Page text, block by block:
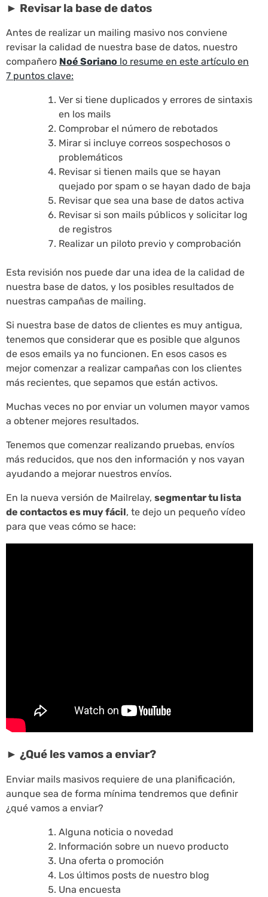
► Revisar la base de datos
Antes de realizar un mailing masivo nos conviene
revisar la calidad de nuestra base de datos, nuestro
compañero Noé Soriano lo resume en este artículo en
7 puntos clave:
Ver si tiene duplicados y errores de sintaxis
en los mails
Comprobar el número de rebotados
Mirar si incluye correos sospechosos o
problemáticos
Revisar si tienen mails que se hayan
quejado por spam o se hayan dado de baja
Revisar que sea una base de datos activa
Revisar si son mails públicos y solicitar log
de registros
Realizar un piloto previo y comprobación
Esta revisión nos puede dar una idea de la calidad de
nuestra base de datos, y los posibles resultados de
nuestras campañas de mailing.
Si nuestra base de datos de clientes es muy antigua,
tenemos que considerar que es posible que algunos
de esos emails ya no funcionen. En esos casos es
mejor comenzar a realizar campañas con los clientes
más recientes, que sepamos que están activos.
Muchas veces no por enviar un volumen mayor vamos
a obtener mejores resultados.
Tenemos que comenzar realizando pruebas, envíos
más reducidos, que nos den información y nos vayan
ayudando a mejorar nuestros envíos.
En la nueva versión de Mailrelay, segmentar tu lista
de contactos es muy fácil, te dejo un pequeño vídeo
para que veas cómo se hace:
► ¿Qué les vamos a enviar?
Enviar mails masivos requiere de una planificación,
aunque sea de forma mínima tendremos que definir
¿qué vamos a enviar?
Alguna noticia o novedad
Información sobre un nuevo producto
Una oferta o promoción
Los últimos posts de nuestro blog
Una encuesta